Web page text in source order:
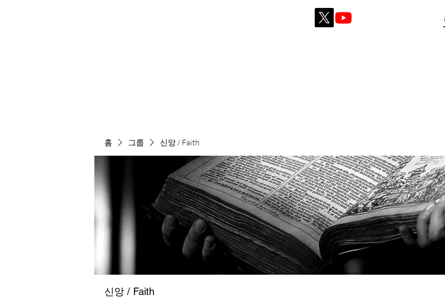
홈 그룹 신앙 / Faith
신앙 / Faith